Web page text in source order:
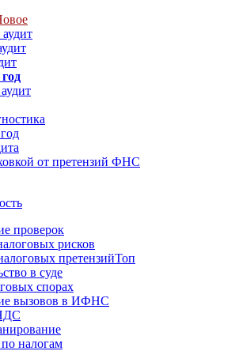
от претензий ФНС
проверок
рисков
претензийТоп
в суде
спорах
вызовов в ИФНС
налогам